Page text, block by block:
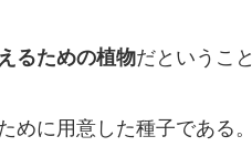
るための植物だということ
に用意した種子である。